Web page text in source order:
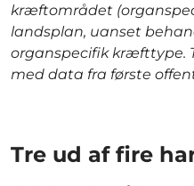
kræftområdet
landsplan, uanset
organspecifik kræfttype.
med data fra første
Tre ud af fire